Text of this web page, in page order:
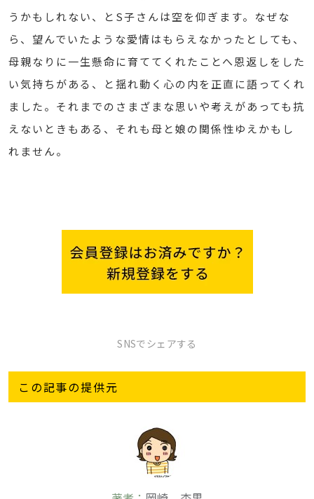
うかもしれない、とS子さんは空を仰ぎます。なぜな
ら、望んでいたような愛情はもらえなかったとしても、
母親なりに一生懸命に育ててくれたことへ恩返しをした
い気持ちがある、と揺れ動く心の内を正直に語ってくれ
ました。それまでのさまざまな思いや考えがあっても抗
えないときもある、それも母と娘の関係性ゆえかもし
れません。
SNSでシェアする
この記事の提供元